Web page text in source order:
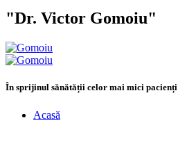
"Dr. Victor Gomoiu"
În sprijinul sănătății celor mai mici pacienți
Acasă